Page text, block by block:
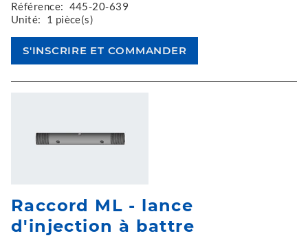
Référence: 445-20-639
Unité:
1 pièce(s)
Raccord ML - lance
d'injection à battre